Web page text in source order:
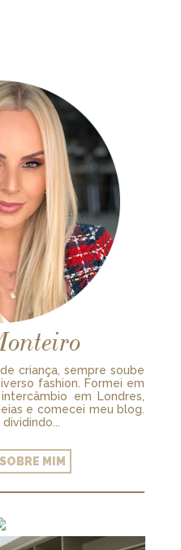
criança, sempre soube
fashion. Formei em
em Londres,
e comecei meu blog.
MIM